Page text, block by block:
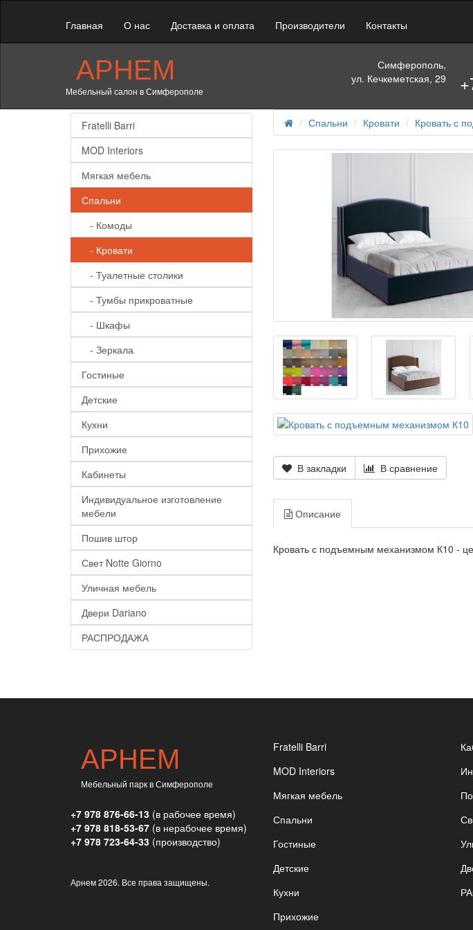
Главная О нас Доставка и оплата Производители Контакты
АРНЕМ
Мебельный салон в Симферополе
Симферополь,
ул. Кечкеметская, 29
Fratelli Barri
MOD Interiors
Мягкая мебель
Спальни
- Комоды
- Кровати
- Туалетные столики
- Тумбы прикроватные
- Шкафы
- Зеркала
Гостиные
Детские
Кухни
Прихожие
Кабинеты
Индивидуальное изготовление
мебели
Пошив штор
Свет Notte Giorno
Уличная мебель
Двери Dariano
РАСПРОДАЖА
Спальни Кровати Кровать с
В закладки В сравнение
Описание
Кровать с подъемным механизмом К10 -
АРНЕМ
Мебельный парк в Симферополе
+7 978 876-66-13 (в рабочее время)
+7 978 818-53-67 (в нерабочее время)
+7 978 723-64-33 (производство)
Арнем2026. Все права защищены.
Fratelli Barri
MOD Interiors
Мягкая мебель
Спальни
Гостиные
Детские
Кухни
Прихожие